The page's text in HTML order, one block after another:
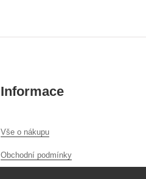
Informace
Vše o nákupu
Obchodní podmínky